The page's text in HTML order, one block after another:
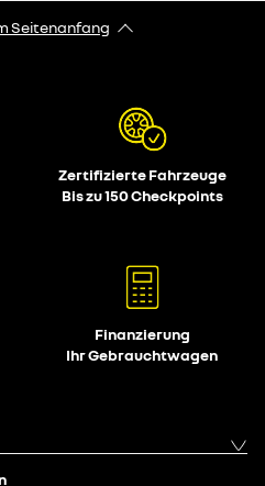
Seitenanfang
Zertifizierte Fahrzeuge
Bis zu 150 Checkpoints
Finanzierung
Ihr Gebrauchtwagen